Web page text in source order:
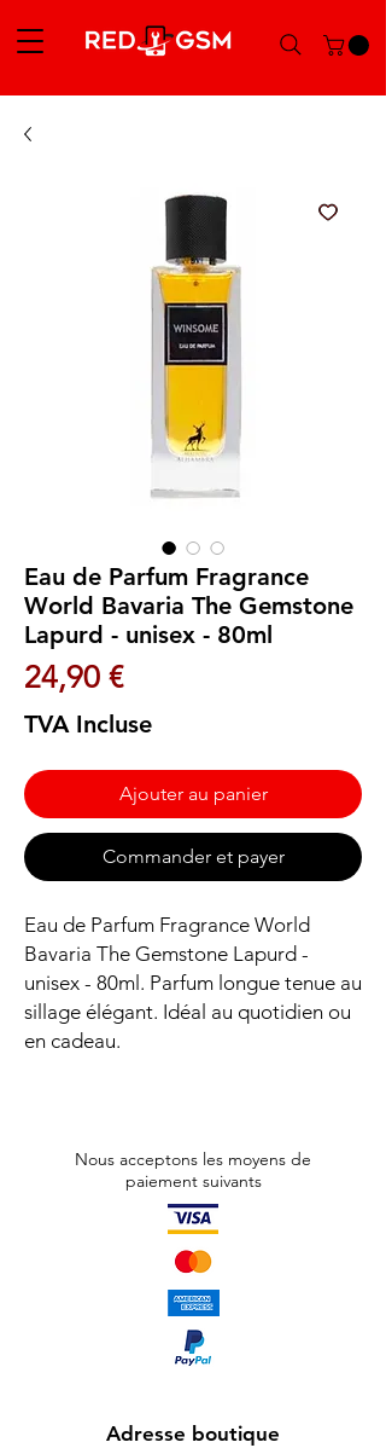
Eau de Parfum Fragrance
World Bavaria The Gemstone
Lapurd - unisex - 80ml
24,90 €Prix
TVA Incluse
Ajouter au panier
Commander et payer
Eau de Parfum Fragrance World
Bavaria The Gemstone Lapurd -
unisex - 80ml. Parfum longue tenue au
sillage élégant. Idéal au quotidien ou
en cadeau.
Nous acceptons les moyens de
paiement suivants
Adresse boutique